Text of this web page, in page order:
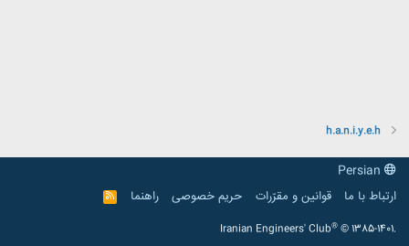
h.a.n.i.y.e.h
ارتباط با ما
قوانین و مقرّرات حریم خصوصی راهنما
R
S
Iranian Engineers' Club® © 1385-1401.